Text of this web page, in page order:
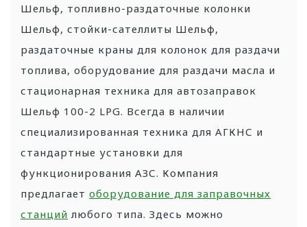
Шельф, топливно-раздаточные колонки
Шельф, стойки-сателлиты Шельф,
раздаточные краны для колонок для раздачи
топлива, оборудование для раздачи масла и
стационарная техника для автозаправок
Шельф 100-2 LPG. Всегда в наличии
специализированная техника для АГКНС и
стандартные установки для
функционирования АЗС. Компания
предлагает оборудование для заправочных
станций любого типа. Здесь можно